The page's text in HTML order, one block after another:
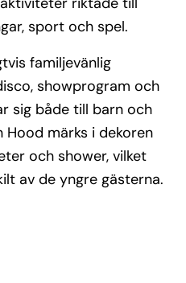
sport och spel.
familjevänlig
showprogram och
sig både till barn och
Hood märks i dekoren
och shower, vilket
av de yngre gästerna.